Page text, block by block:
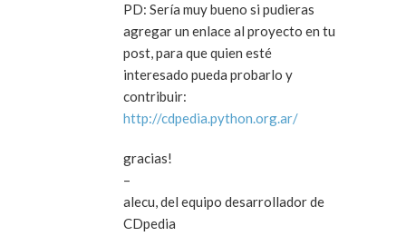
PD: Sería muy bueno si pudieras
agregar un enlace al proyecto en tu
post, para que quien esté
interesado pueda probarlo y
contribuir:
http://cdpedia.python.org.ar/
gracias!
–
alecu, del equipo desarrollador de
CDpedia